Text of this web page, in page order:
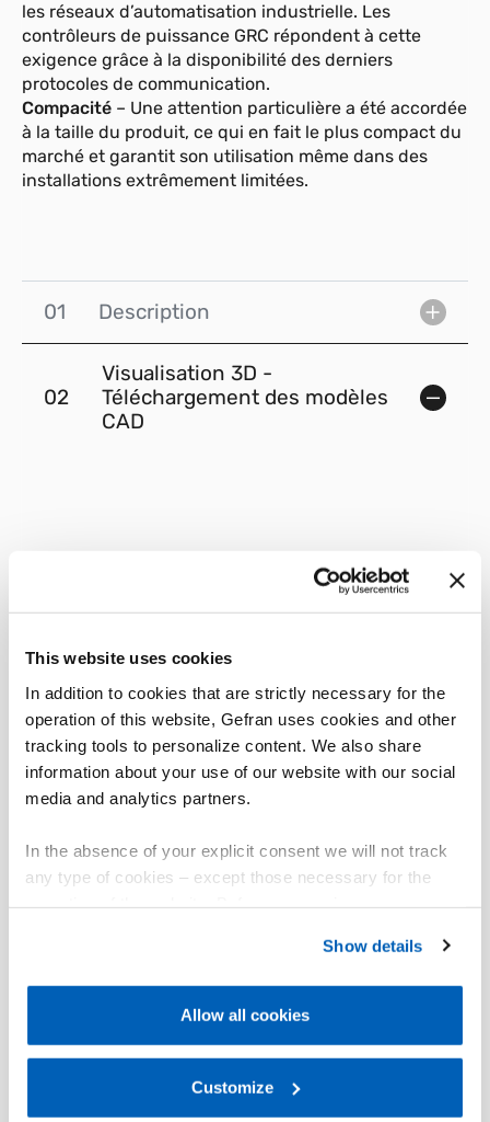
This website uses cookies
In addition to cookies that are strictly necessary for the
operation of this website, Gefran uses cookies and other
tracking tools to personalize content. We also share
information about your use of our website with our social
media and analytics partners.
In the absence of your explicit consent we will not track
any type of cookies – except those necessary for the
Gefran - Cookie
policy.
regarding processing of personal data, at the following
Gefran - Privacy Policy.
Show details
Allow all cookies
Customize
les réseaux d’automatisation industrielle. Les
contrôleurs de puissance GRC répondent à cette
exigence grâce à la disponibilité des derniers
protocoles de communication.
Compacité – Une attention particulière a été accordée
à la taille du produit, ce qui en fait le plus compact du
marché et garantit son utilisation même dans des
installations extrêmement limitées.
01 Description
02
Visualisation 3D -
Téléchargement des modèles
CAD